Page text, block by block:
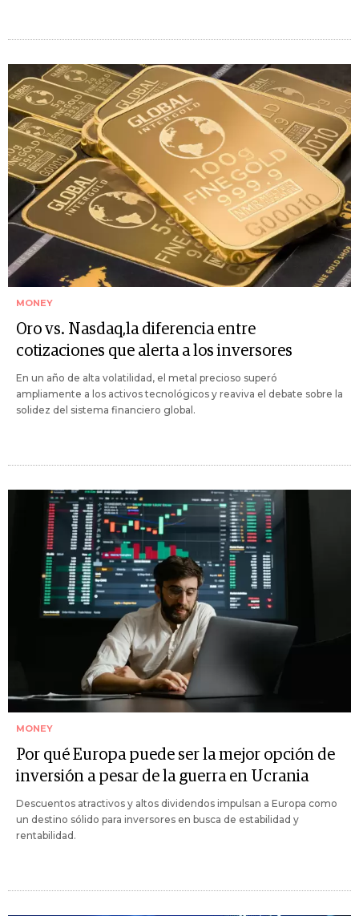
MONEY
Oro vs. Nasdaq,la diferencia entre
cotizaciones que alerta a los inversores
En un año de alta volatilidad, el metal precioso superó
ampliamente a los activos tecnológicos y reaviva el debate sobre la
solidez del sistema financiero global.
MONEY
Por qué Europa puede ser la mejor opción de
inversión a pesar de la guerra en Ucrania
Descuentos atractivos y altos dividendos impulsan a Europa como
un destino sólido para inversores en busca de estabilidad y
rentabilidad.